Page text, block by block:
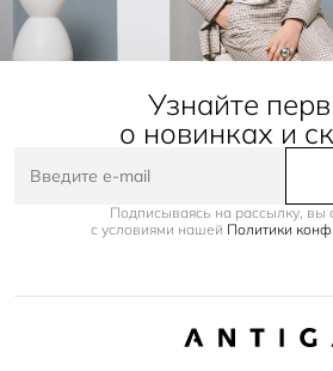
Узнайте
о новинках и
Подписываясь на рассылку, вы
с условиями нашей Политики